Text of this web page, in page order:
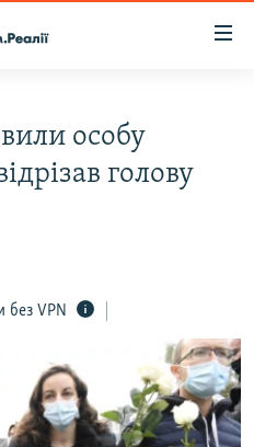
особу
голову
без VPN